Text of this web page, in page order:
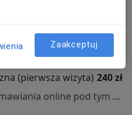
(pierwsza wizyta) 240 zł
Specjalista nie oferuje umawiania online pod tym adresem.
Zaakceptuj